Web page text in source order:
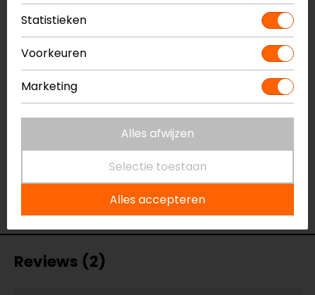
Merk
REV'IT!
Kleur
Manchetlengte
Rijstijl
Seizoen
Mid-season
Thermovoering
Ja
Touch tip aanwezig
Ja
Niet geventileerd
Reviews (2)
Statistieken
Voorkeuren
Marketing
Alles afwijzen
Selectie toestaan
Alles accepteren